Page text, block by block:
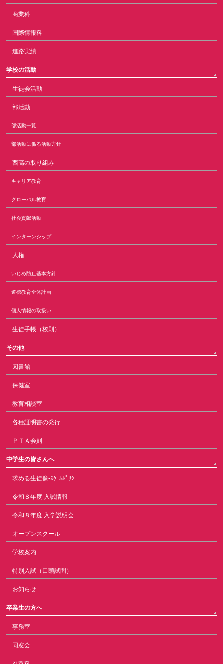
商業科
国際情報科
進路実績
学校の活動
生徒会活動
部活動
部活動一覧
部活動に係る活動方針
西高の取り組み
キャリア教育
グローバル教育
社会貢献活動
インターンシップ
人権
いじめ防止基本方針
道徳教育全体計画
個人情報の取扱い
生徒手帳（校則）
その他
図書館
保健室
教育相談室
各種証明書の発行
ＰＴＡ会則
中学生の皆さんへ
求める生徒像-ｽｸｰﾙﾎﾟﾘｼｰ
令和８年度 入試情報
令和８年度 入学説明会
オープンスクール
学校案内
特別入試（口頭試問）
お知らせ
卒業生の方へ
事務室
同窓会